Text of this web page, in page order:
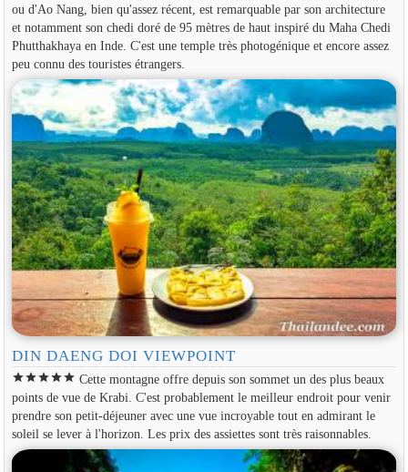
ou d'Ao Nang, bien qu'assez récent, est remarquable par son architecture
et notamment son chedi doré de 95 mètres de haut inspiré du Maha Chedi
Phutthakhaya en Inde. C'est une temple très photogénique et encore assez
peu connu des touristes étrangers.
DIN DAENG DOI VIEWPOINT
starstarstarstarstar Cette montagne offre depuis son sommet un des plus beaux
points de vue de Krabi. C'est probablement le meilleur endroit pour venir
prendre son petit-déjeuner avec une vue incroyable tout en admirant le
soleil se lever à l'horizon. Les prix des assiettes sont très raisonnables.